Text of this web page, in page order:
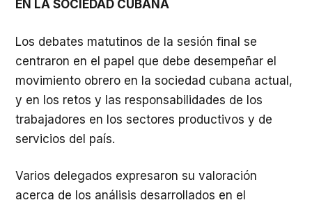
EN LA SOCIEDAD CUBANA
Los debates matutinos de la sesión final se
centraron en el papel que debe desempeñar el
movimiento obrero en la sociedad cubana actual,
y en los retos y las responsabilidades de los
trabajadores en los sectores productivos y de
servicios del país.
Varios delegados expresaron su valoración
acerca de los análisis desarrollados en el